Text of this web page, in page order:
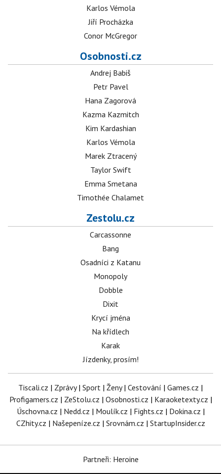
Karlos Vémola
Jiří Procházka
Conor McGregor
Osobnosti.cz
Andrej Babiš
Petr Pavel
Hana Zagorová
Kazma Kazmitch
Kim Kardashian
Karlos Vémola
Marek Ztracený
Taylor Swift
Emma Smetana
Timothée Chalamet
Zestolu.cz
Carcassonne
Bang
Osadníci z Katanu
Monopoly
Dobble
Dixit
Krycí jména
Na křídlech
Karak
Jízdenky, prosím!
Tiscali.cz | Zprávy| Sport | Ženy| Cestování | Games.cz |
Profigamers.cz | ZeStolu.cz | Osobnosti.cz | Karaoketexty.cz |
Úschovna.cz | Nedd.cz | Moulík.cz | Fights.cz | Dokina.cz |
CZhity.cz | Našepeníze.cz | Srovnám.cz | StartupInsider.cz
Partneři: Heroine